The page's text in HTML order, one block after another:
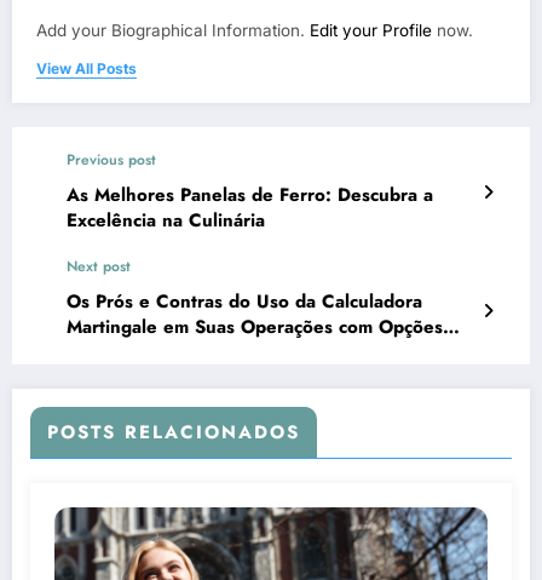
Add your Biographical Information. Edit your Profile now.
View All Posts
Previous post
As Melhores Panelas de Ferro: Descubra a
Excelência na Culinária
Next post
Os Prós e Contras do Uso da Calculadora
Martingale em Suas Operações com Opções
POSTS RELACIONADOS